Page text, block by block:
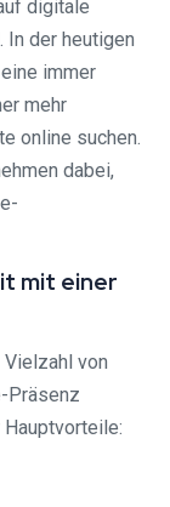
digitale
In der heutigen
immer
mehr
online suchen.
dabei,
mit einer
von
Präsenz